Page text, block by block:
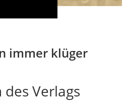
immer klüger
Verlags